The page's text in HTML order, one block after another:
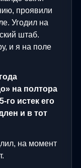
проявили
Угодил на
штаб.
и я на поле
на полтора
го истек его
и в тот
на момент